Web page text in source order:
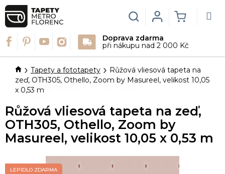
Přejít
na
obsah
Doprava zdarma
při nákupu nad 2 000 Kč
Hledat
KOŠÍK
Login
DomůTapety a fototapety
Růžová vliesová tapeta na
zeď, OTH305, Othello, Zoom by Masureel, velikost 10,05
x 0,53 m
Růžová vliesová tapeta na zeď,
OTH305, Othello, Zoom by
Masureel, velikost 10,05 x 0,53 m
LEPIDLO ZDARMA